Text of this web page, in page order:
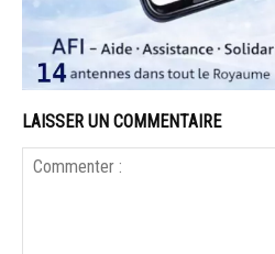
LAISSER UN COMMENTAIRE